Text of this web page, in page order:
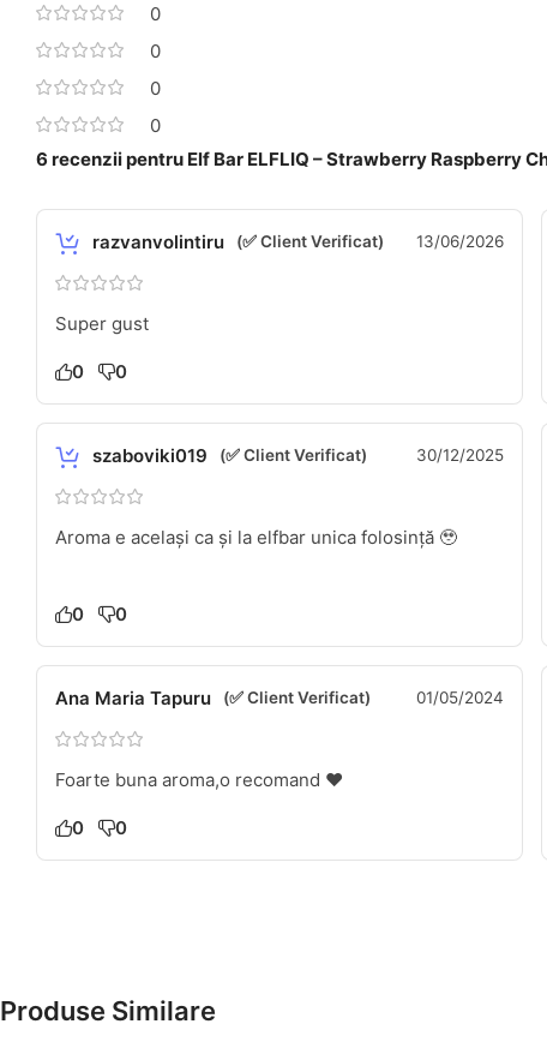
0
0
0
0
6 recenzii pentru Elf Bar ELFLIQ – Strawberry Raspberry
razvanvolintiru (✅ Client Verificat) 13/06/2026
Super gust
0 0
szaboviki019 (✅ Client Verificat) 30/12/2025
Aroma e același ca și la elfbar unica folosință 🥹
0 0
Ana Maria Tapuru (✅ Client Verificat) 01/05/2024
Foarte buna aroma,o recomand ❤️
0 0
Produse Similare